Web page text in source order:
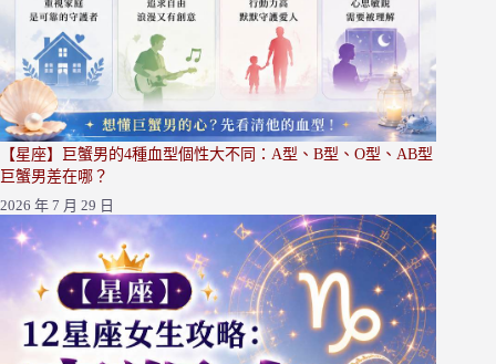
【星座】巨蟹男的4種血型個性大不同：A型、B型、O型、AB型
巨蟹男差在哪？
2026 年 7 月 29 日